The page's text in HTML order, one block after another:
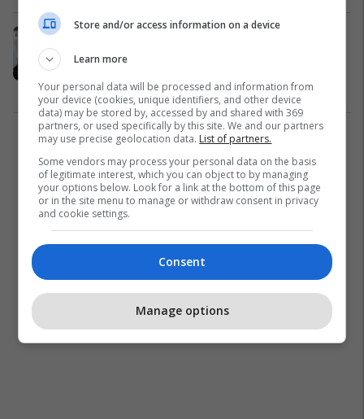
e ri “Goditja në shenjë” sjell
TV / Film 26/12/2021
1
Store and/or access information on a device
Learn more
Your personal data will be processed and information from
your device (cookies, unique identifiers, and other device
data) may be stored by, accessed by and shared with 369
partners, or used specifically by this site. We and our partners
may use precise geolocation data. List of partners.
Some vendors may process your personal data on the basis
of legitimate interest, which you can object to by managing
your options below. Look for a link at the bottom of this page
or in the site menu to manage or withdraw consent in privacy
and cookie settings.
Consent
Manage options